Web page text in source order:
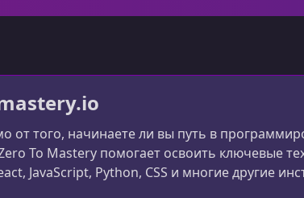
от того, начинаете ли вы путь в
To Mastery помогает освоить ключевые
JavaScript, Python, CSS и многие другие
и достижения результатов в